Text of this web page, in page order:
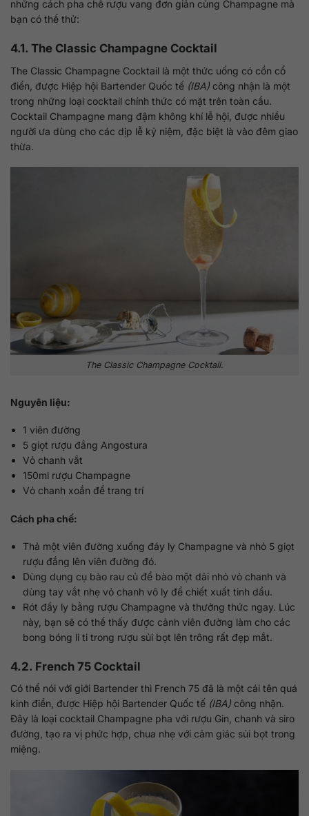
những cách pha chế rượu vang đơn giản cùng Champagne mà
bạn có thể thử:
4.1. The Classic Champagne Cocktail
The Classic Champagne Cocktail là một thức uống có cồn cổ
điển, được Hiệp hội Bartender Quốc tế (IBA) công nhận là một
trong những loại cocktail chính thức có mặt trên toàn cầu.
Cocktail Champagne mang đậm không khí lễ hội, được nhiều
người ưa dùng cho các dịp lễ kỷ niệm, đặc biệt là vào đêm giao
thừa.
The Classic Champagne Cocktail.
Nguyên liệu:
1 viên đường
5 giọt rượu đắng Angostura
Vỏ chanh vắt
150ml rượu Champagne
Vỏ chanh xoắn để trang trí
Cách pha chế:
Thả một viên đường xuống đáy ly Champagne và nhỏ 5 giọt
rượu đắng lên viên đường đó.
Dùng dụng cụ bào rau củ để bào một dải nhỏ vỏ chanh và
dùng tay vắt nhẹ vỏ chanh vô ly để chiết xuất tinh dầu.
Rót đầy ly bằng rượu Champagne và thưởng thức ngay. Lúc
này, bạn sẽ có thể thấy được cảnh viên đường làm cho các
bong bóng li ti trong rượu sủi bọt lên trông rất đẹp mắt.
4.2. French 75 Cocktail
Có thể nói với giới Bartender thì French 75 đã là một cái tên quá
kinh điển, được Hiệp hội Bartender Quốc tế (IBA) công nhận.
Đây là loại cocktail Champagne pha với rượu Gin, chanh và siro
đường, tạo ra vị phức hợp, chua nhẹ với cảm giác sủi bọt trong
miệng.